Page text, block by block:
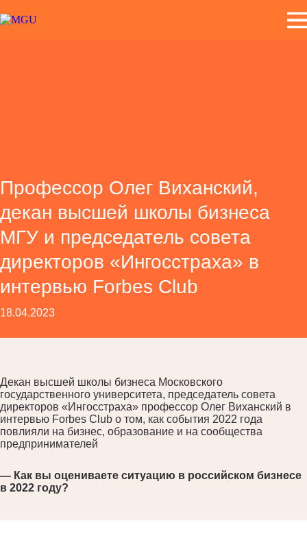
Профессор Олег Виханский,
декан высшей школы бизнеса
МГУ и председатель совета
директоров «Ингосстраха» в
интервью Forbes Club
18.04.2023
Декан высшей школы бизнеса Московского
государственного университета, председатель совета
директоров «Ингосстраха» профессор Олег Виханский в
интервью Forbes Club о том, как события 2022 года
повлияли на бизнес, образование и на сообщества
предпринимателей
— Как вы оцениваете ситуацию в российском бизнесе
в 2022 году?